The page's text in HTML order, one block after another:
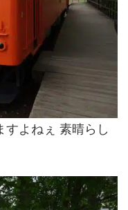
すよねぇ 素晴らし